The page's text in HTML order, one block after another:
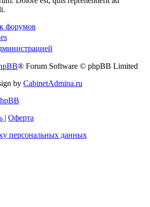
форумов
министрацией
® Forum Software © phpBB Limited
by CabinetAdmina.ru
| Оферта
персональных данных